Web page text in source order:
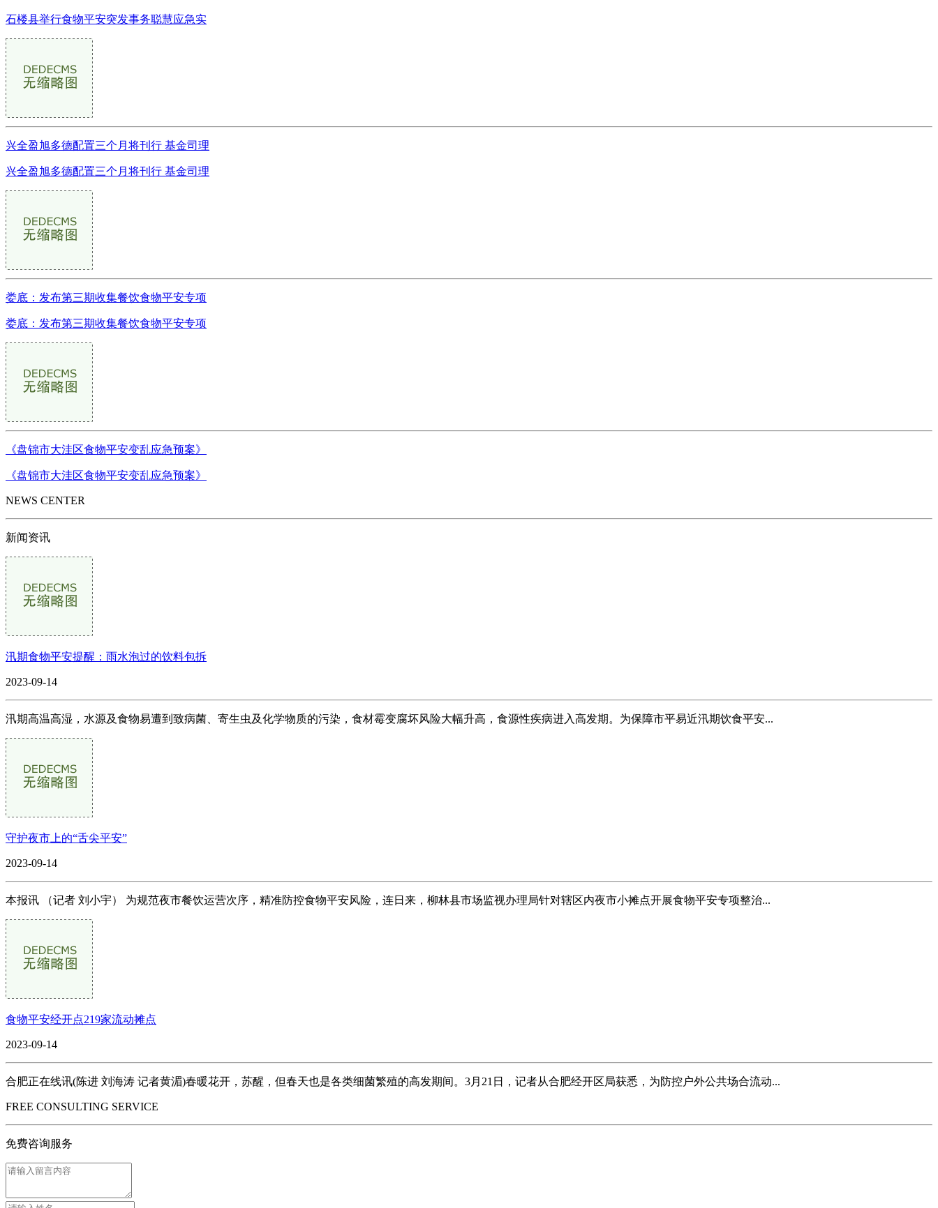
石楼县举行食物平安突发事务聪慧应急实
兴全盈旭多德配置三个月将刊行 基金司理
兴全盈旭多德配置三个月将刊行 基金司理
娄底：发布第三期收集餐饮食物平安专项
娄底：发布第三期收集餐饮食物平安专项
《盘锦市大洼区食物平安变乱应急预案》
《盘锦市大洼区食物平安变乱应急预案》
NEWS CENTER
新闻资讯
汛期食物平安提醒：雨水泡过的饮料包拆
2023-09-14
汛期高温高湿，水源及食物易遭到致病菌、寄生虫及化学物质的污染，食材霉变腐坏风险大幅升高，食源性疾病进入高发期。为保障市平易近汛期饮食平安...
守护夜市上的“舌尖平安”
2023-09-14
本报讯 （记者 刘小宇） 为规范夜市餐饮运营次序，精准防控食物平安风险，连日来，柳林县市场监视办理局针对辖区内夜市小摊点开展食物平安专项整治...
食物平安经开点219家流动摊点
2023-09-14
合肥正在线讯(陈进 刘海涛 记者黄湄)春暖花开，苏醒，但春天也是各类细菌繁殖的高发期间。3月21日，记者从合肥经开区局获悉，为防控户外公共场合流动...
FREE CONSULTING SERVICE
免费咨询服务